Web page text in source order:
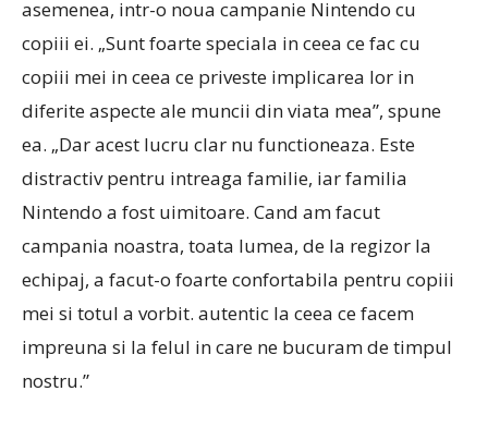
asemenea, intr-o noua campanie Nintendo cu
copiii ei. „Sunt foarte speciala in ceea ce fac cu
copiii mei in ceea ce priveste implicarea lor in
diferite aspecte ale muncii din viata mea”, spune
ea. „Dar acest lucru clar nu functioneaza. Este
distractiv pentru intreaga familie, iar familia
Nintendo a fost uimitoare. Cand am facut
campania noastra, toata lumea, de la regizor la
echipaj, a facut-o foarte confortabila pentru copiii
mei si totul a vorbit. autentic la ceea ce facem
impreuna si la felul in care ne bucuram de timpul
nostru.”